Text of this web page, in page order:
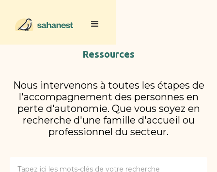
Ressources
Nous intervenons à toutes les étapes de
l'accompagnement des personnes en
perte d'autonomie. Que vous soyez en
recherche d'une famille d'accueil ou
professionnel du secteur.